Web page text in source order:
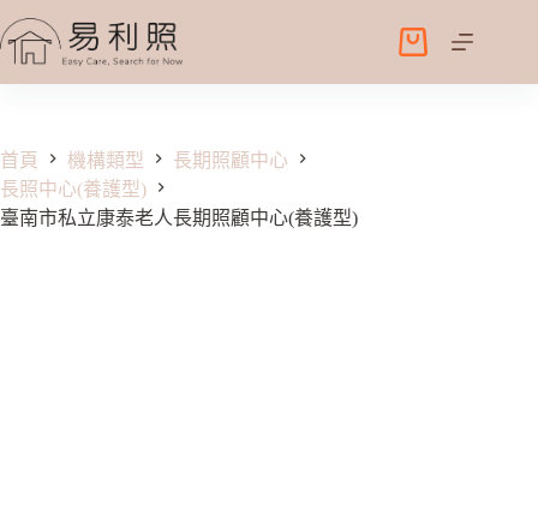
至
容
購
物
首頁 機構類型
長期照顧中心
長照中心(養護型)
臺南市私立康泰老人長期照顧中心(養護型)